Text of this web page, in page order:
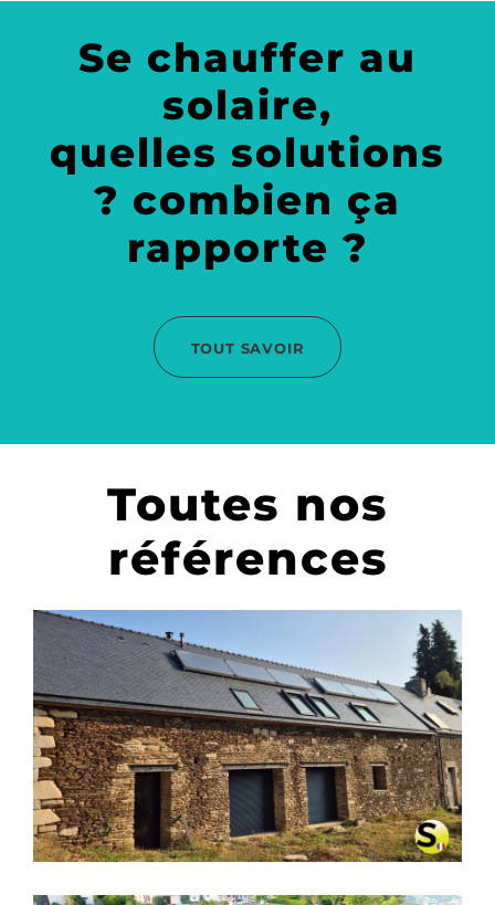
Se chauffer au
solaire,
quelles solutions
? combien ça
rapporte ?
TOUT SAVOIR
Toutes nos
références
CHAUFFAGE SOLAIRE SOLISART
SC2 À BIGNAN – MORBIHAN